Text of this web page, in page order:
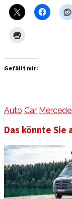
Gefällt mir:
Auto Car
Das könnte Sie